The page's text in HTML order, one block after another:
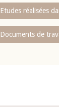
Etudes réalisées
Documents de